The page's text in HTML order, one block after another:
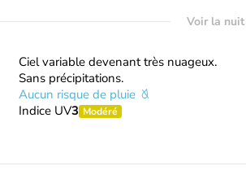
Voir la nuit
Ciel variable devenant très nuageux.
Sans précipitations.
Aucun risque de pluie
Indice UV3 Modéré